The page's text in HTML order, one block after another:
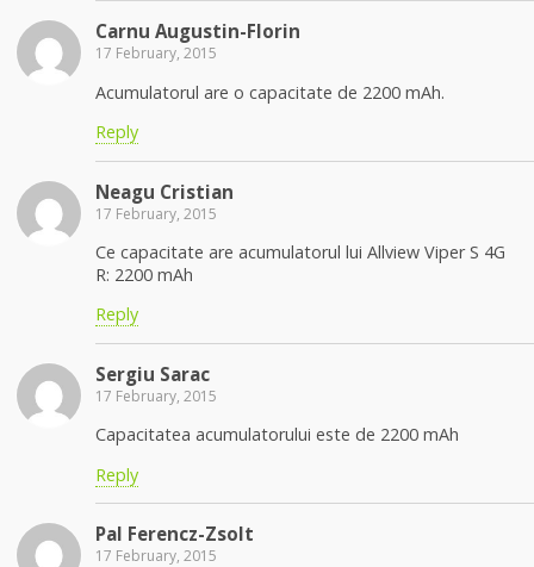
Carnu Augustin-Florin
17 February, 2015
Acumulatorul are o capacitate de 2200 mAh.
Reply
Neagu Cristian
17 February, 2015
Ce capacitate are acumulatorul lui Allview Viper S 4G
R: 2200 mAh
Reply
Sergiu Sarac
17 February, 2015
Capacitatea acumulatorului este de 2200 mAh
Reply
Pal Ferencz-Zsolt
17 February, 2015